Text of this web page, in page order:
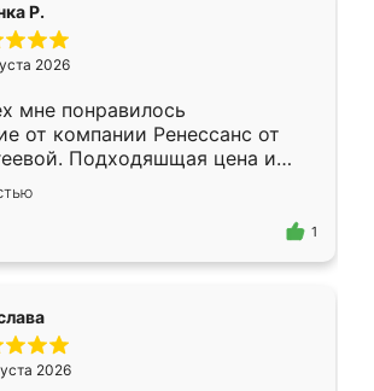
Р.
2026
мне понравилось
от компании Ренессанс от
Подходяшщая цена и
изготовления. Приехавший
сотрудник Владислав
моему эскизу самый
1
2026